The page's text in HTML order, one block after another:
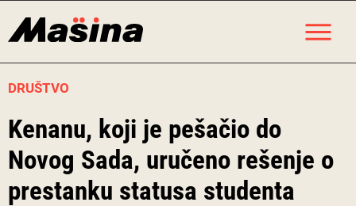
DRUŠTVO
Kenanu, koji je pešačio do
Novog Sada, uručeno rešenje o
prestanku statusa studenta